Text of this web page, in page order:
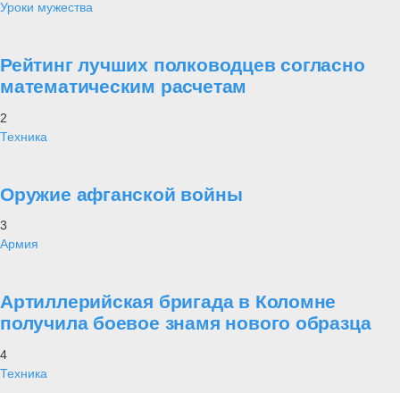
Уроки мужества
Рейтинг лучших полководцев согласно
математическим расчетам
2
Техника
Оружие афганской войны
3
Армия
Артиллерийская бригада в Коломне
получила боевое знамя нового образца
4
Техника